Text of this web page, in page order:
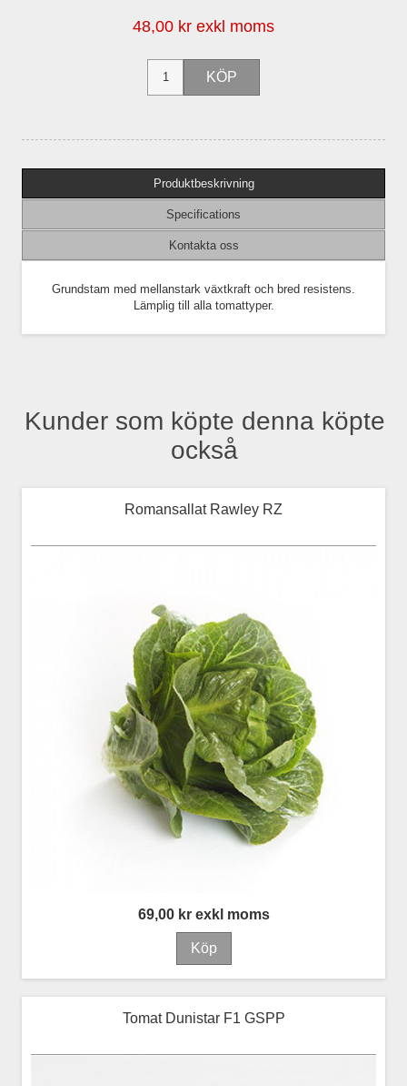
48,00 kr exkl moms
Produktbeskrivning
Specifications
Kontakta oss
Grundstam med mellanstark växtkraft och bred resistens.
Lämplig till alla tomattyper.
Kunder som köpte denna köpte
också
Romansallat Rawley RZ
69,00 kr exkl moms
Tomat Dunistar F1 GSPP